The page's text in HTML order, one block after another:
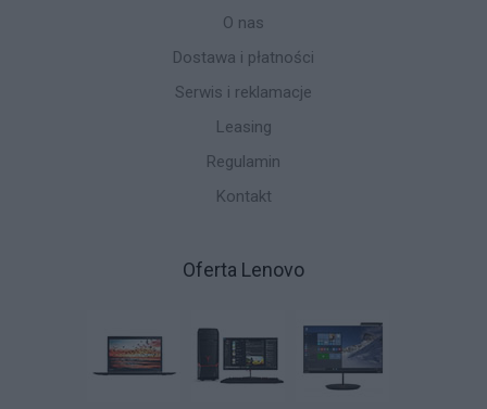
O nas
Dostawa i płatności
Serwis i reklamacje
Leasing
Regulamin
Kontakt
Oferta Lenovo